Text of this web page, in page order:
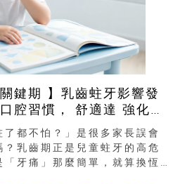
鍵期 】乳齒蛀牙影響發
舒適達 強化琺
了都不怕？」是很多家長誤會
乳齒期正是兒童蛀牙的高危
牙痛」那麼簡單，就算換恆